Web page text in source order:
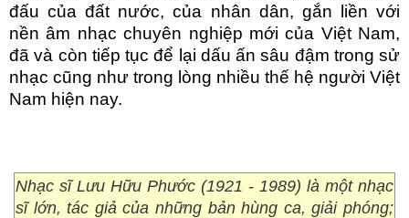
đấu của đất nước, của nhân dân, gắn liền với
nền âm nhạc chuyên nghiệp mới của Việt Nam,
đã và còn tiếp tục để lại dấu ấn sâu đậm trong sử
nhạc cũng như trong lòng nhiều thế hệ người Việt
Nam hiện nay.
Nhạc sĩ Lưu Hữu Phước (1921 - 1989) là một nhạc
sĩ lớn, tác giả của những bản hùng ca, giải phóng;